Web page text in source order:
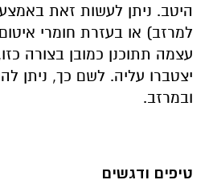
היטב. ניתן לעשות זאת
למרזב) או בעזרת חומרי
עצמה תתוכנן כמובן בצורה
יצטברו עליה. לשם כך, ניתן
ובמרזב.
טיפים ודגשים